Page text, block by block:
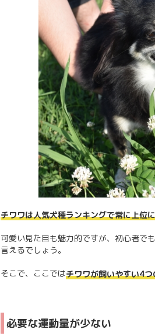
チワワは人気犬種ランキングで常に上位
可愛い見た目も魅力的ですが、初心者で
言えるでしょう。
そこで、ここではチワワが飼いやすい4つ
必要な運動量が少ない